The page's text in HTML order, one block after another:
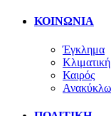
ΚΟΙΝΩΝΙΑ
Έγκλημα
Καιρός